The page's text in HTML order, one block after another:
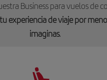
Business para vuelos de
experiencia de viaje por
imaginas.